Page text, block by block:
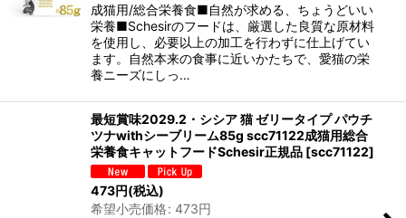
成猫用/総合栄養食■自然が求める、ちょうどいい
栄養■Schesirのフードは、厳選した良質な原材料
を使用し、必要以上の加工を行わずに仕上げてい
ます。自然本来の食事に近いかたちで、愛猫の栄
養ニーズにしっ…
最短賞味2029.2・シシア 猫 ゼリータイプ パウチ
ツナwithシーブリーム85g scc71122成猫用総合
栄養食キャットフードSchesir正規品 [scc71122]
473円(税込)
希望小売価格: 473円